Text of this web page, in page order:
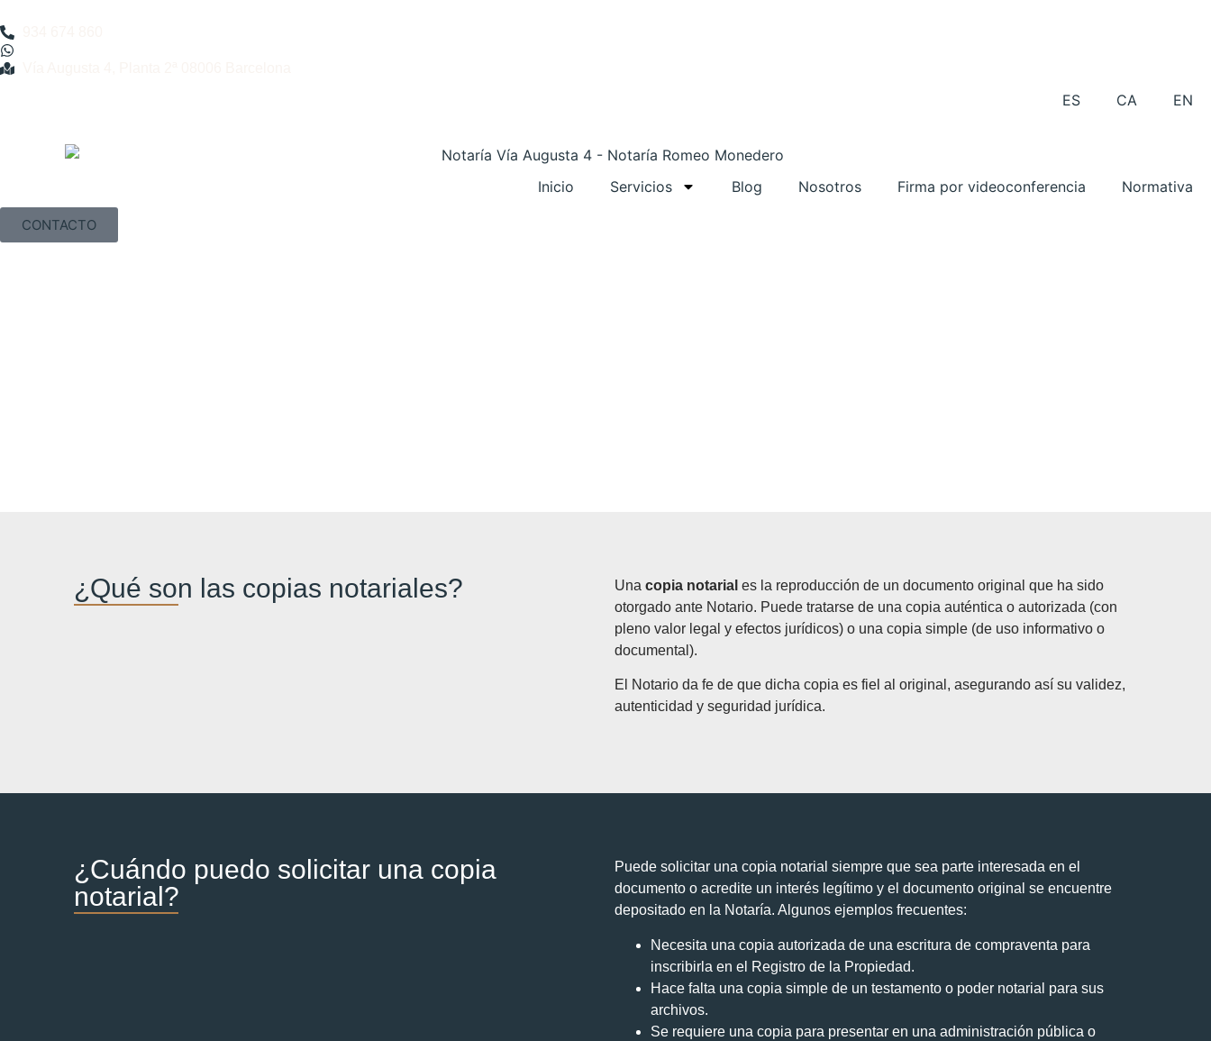
ES CA EN
Inicio Servicios Blog Nosotros Firma por videoconferencia Normativa
CONTACTO
¿Qué son las copias notariales? Una copia notarial es la reproducción de un documento original que ha sido
otorgado ante Notario. Puede tratarse de una copia auténtica o autorizada (con
pleno valor legal y efectos jurídicos) o una copia simple (de uso informativo o
documental).
El Notario da fe de que dicha copia es fiel al original, asegurando así su validez,
autenticidad y seguridad jurídica.
¿Cuándo puedo solicitar una copia
notarial?
Puede solicitar una copia notarial siempre que sea parte interesada en el
documento o acredite un interés legítimo y el documento original se encuentre
depositado en la Notaría. Algunos ejemplos frecuentes:
Necesita una copia autorizada de una escritura de compraventa para
inscribirla en el Registro de la Propiedad.
Hace falta una copia simple de un testamento o poder notarial para sus
archivos.
Se requiere una copia para presentar en una administración pública o